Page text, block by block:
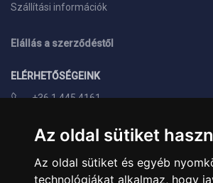
Az oldal sütiket
Az oldal sütiket és egyéb
technológiákat alkalmaz, hogy
Szállítási információk
Elállás a szerződéstől
ELÉRHETŐSÉGEINK
+36 1 445 4161
info@landcomputer.hu
1148 Budapest, Nagy Lajos király útja 24.